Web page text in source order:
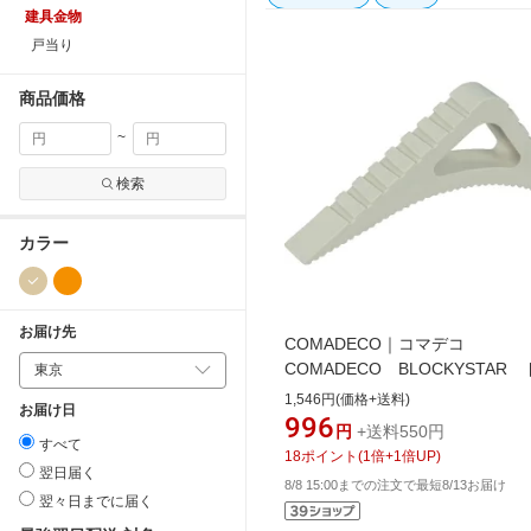
建具金物
戸当り
商品価格
~
検索
カラー
お届け先
お届け日
すべて
翌日届く
翌々日までに届く
COMADECO｜コマデコ
COMADECO BLOCKYSTAR
トッパー ベージュ
1,546円(価格+送料)
996 円 +送料550円
18ポイント (1 倍+1 倍UP)
8/8 15:00までの注文で最短8/13お届け